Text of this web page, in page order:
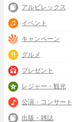
アルビレックス
イベント
キャンペーン
グルメ
プレゼント
レジャー・観光
公演・コンサート
出版・雑誌